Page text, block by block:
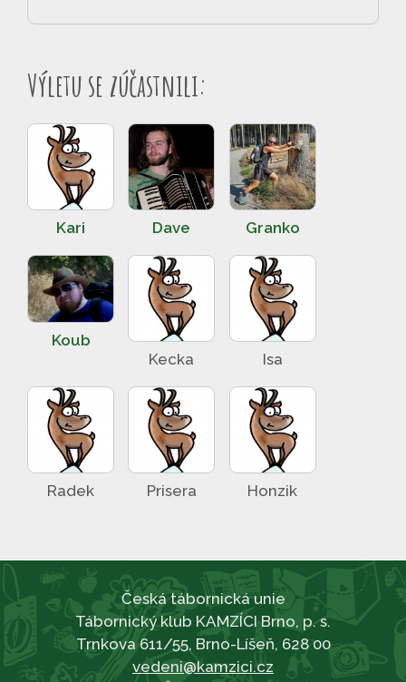
Výletu se zúčastnili:
Kari Dave Granko
Koub
Kecka
Isa
Radek Prisera Honzik
Česká tábornická unie
Tábornický klub KAMZÍCI Brno, p. s.
Trnkova 611/55, Brno-Líšeň, 628 00
vedeni@kamzici.cz